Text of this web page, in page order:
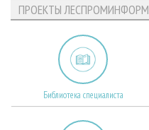
ПРОЕКТЫ ЛЕСПРОМИНФОРМ
Библиотека специалиста